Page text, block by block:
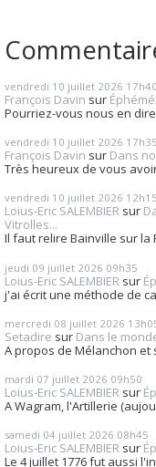
vendredi 10 juillet 2026 17h40
François Davin sur
Pourriez-vous nous en
vendredi 10 juillet 2026 17h35
François Davin sur Dans
Très heureux de vous
vendredi 10 juillet 2026 12h15
Loius-Eric SALEMBIER sur
Vitrolles...
Il faut relire Bainville sur la
jeudi 09 juillet 2026 09h35
Loius-Eric SALEMBIER sur
j'ai écrit une méthode de
mercredi 08 juillet 2026
Setadire sur Dans le
A propos de Mélanchon et
mardi 07 juillet 2026 09h50
Loius-Eric SALEMBIER sur
A Wagram, l'Artillerie
samedi 04 juillet 2026 08h45
Loius-Eric SALEMBIER sur
Le 4 juillet 1776 fut aussi